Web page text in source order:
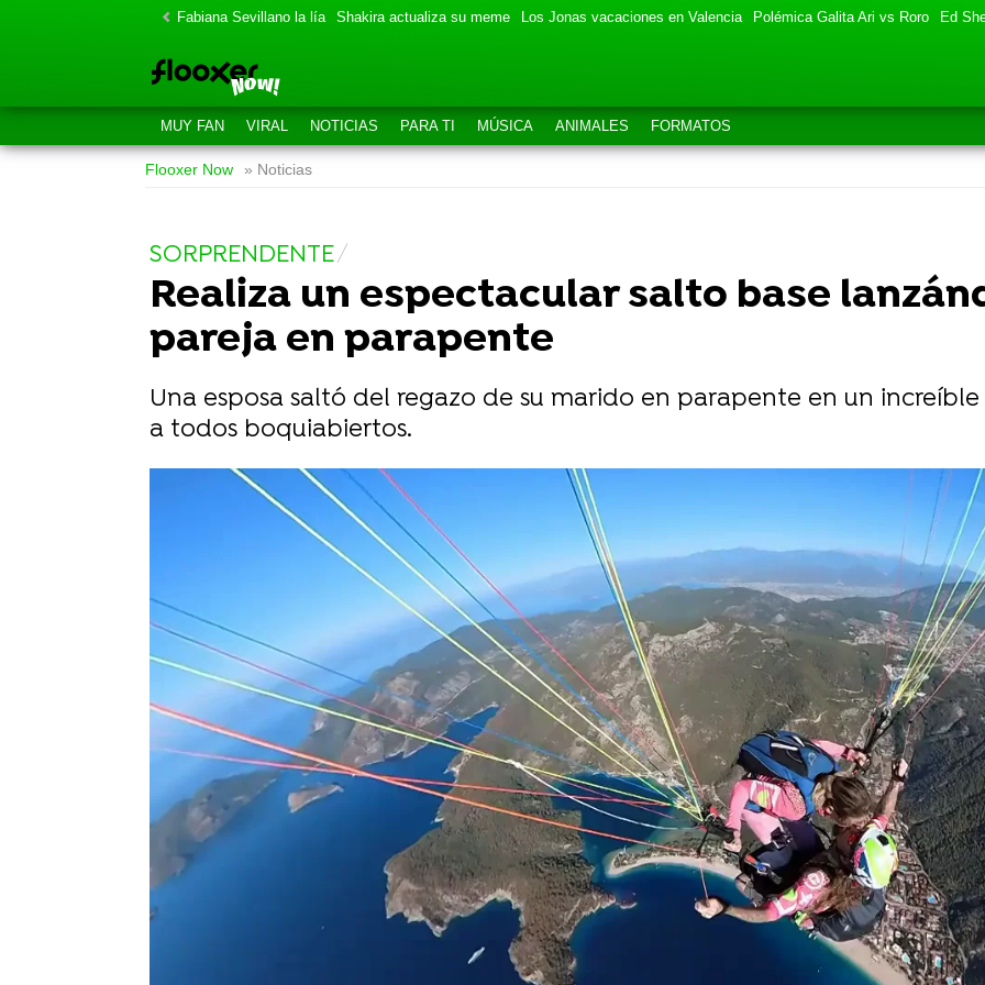
Fabiana Sevillano la lía Shakira actualiza su meme Los Jonas vacaciones en Valencia Polémica Galita Ari vs Roro Ed
MUY FAN VIRAL NOTICIAS PARA TI MÚSICA ANIMALES FORMATOS
Flooxer Now » Noticias
SORPRENDENTE
Realiza un espectacular salto base
pareja en parapente
Una esposa saltó del regazo de su marido en parapente en un
a todos boquiabiertos.
Flooxer Now
Madrid
Publicado: 12 de enero de 2022, 17:37
WhatsappFacebook
X
Una esposa saltó del regazo de su marido en
parapente en un increíble salto BASE que está